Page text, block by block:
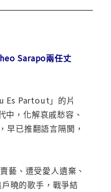
Sarapo兩任丈
Es Partout」的片
，化解哀戚愁容、
早已推翻語言隔閡，
藝、遭受愛人遺棄、
曉的歌手，戰爭結